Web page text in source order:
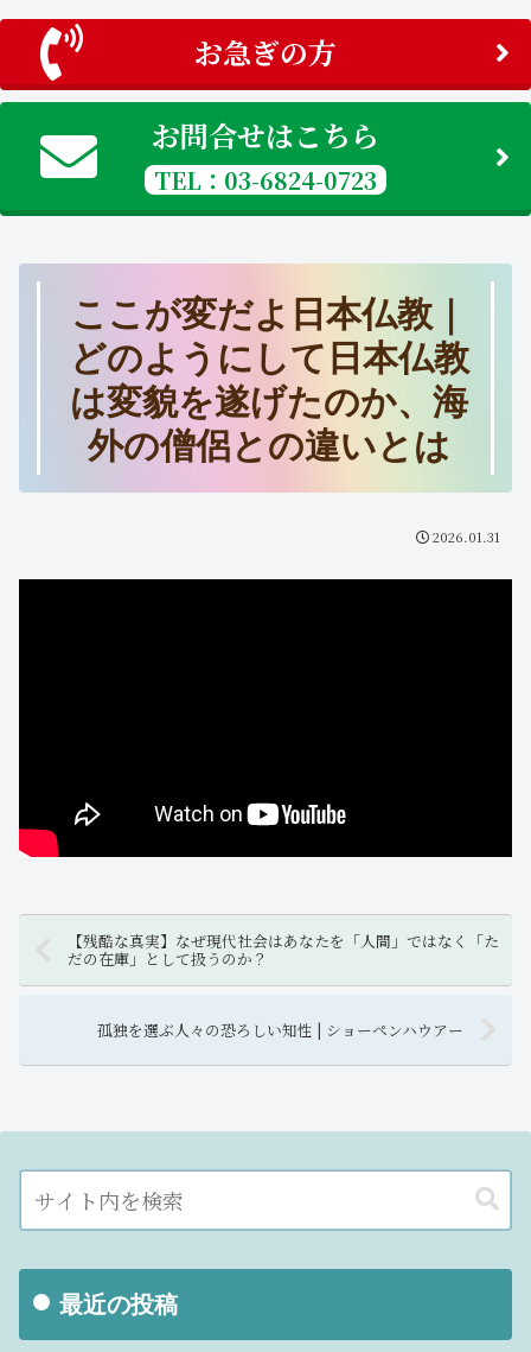
お急ぎの方
お問合せはこちら
TEL：03-6824-0723
ここが変だよ日本仏教｜
どのようにして日本仏教
は変貌を遂げたのか、海
外の僧侶との違いとは
2026.01.31
【残酷な真実】なぜ現代社会はあなたを「人間」ではなく「た
だの在庫」として扱うのか？
孤独を選ぶ人々の恐ろしい知性 | ショーペンハウアー
最近の投稿